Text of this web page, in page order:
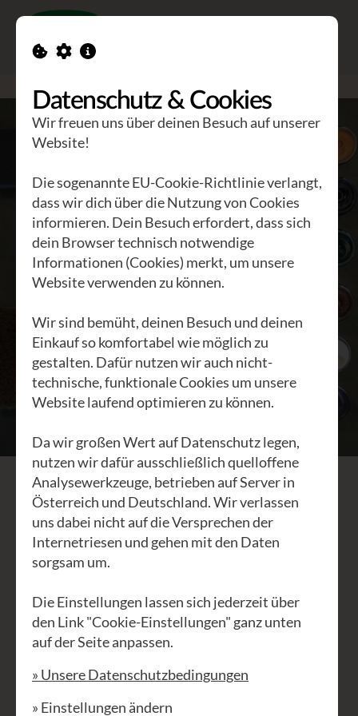
Pflege &
Schuhreparatur
Waldviertler brauchen wenig Pflege.
Es ist aber mit den Schuhen wie mit
sie länger. Ab und zu freuen sich
deine Waldviertler über ein bisschen
Datenschutz & Cookies
Wir freuen uns über deinen Besuch auf unserer
Website!
Die sogenannte EU-Cookie-Richtlinie verlangt,
dass wir dich über die Nutzung von Cookies
informieren. Dein Besuch erfordert, dass sich
dein Browser technisch notwendige
Informationen (Cookies) merkt, um unsere
Website verwenden zu können.
Wir sind bemüht, deinen Besuch und deinen
Einkauf so komfortabel wie möglich zu
gestalten. Dafür nutzen wir auch nicht-
technische, funktionale Cookies um unsere
Website laufend optimieren zu können.
Da wir großen Wert auf Datenschutz legen,
nutzen wir dafür ausschließlich quelloffene
Analysewerkzeuge, betrieben auf Server in
Österreich und Deutschland. Wir verlassen
uns dabei nicht auf die Versprechen der
Internetriesen und gehen mit den Daten
sorgsam um.
Die Einstellungen lassen sich jederzeit über
den Link "Cookie-Einstellungen" ganz unten
auf der Seite anpassen.
» Unsere Datenschutzbedingungen
» Einstellungen ändern